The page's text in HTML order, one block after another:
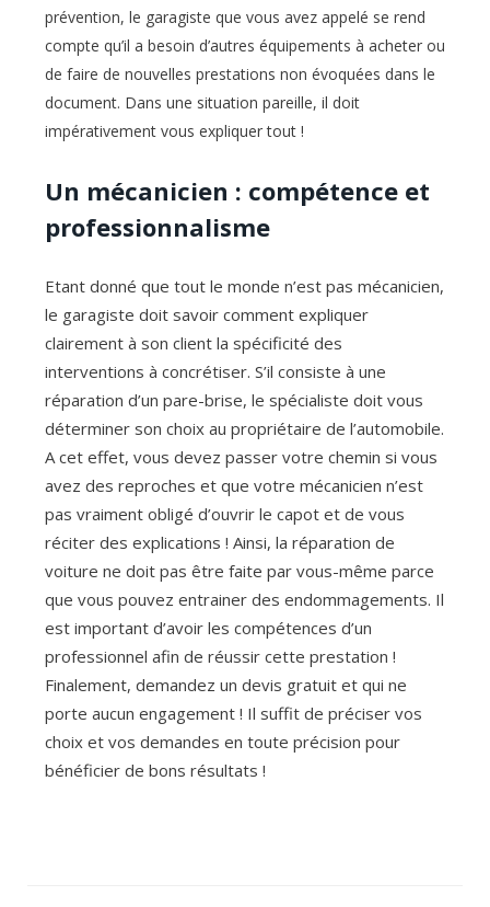
prévention, le garagiste que vous avez appelé se rend
compte qu’il a besoin d’autres équipements à acheter ou
de faire de nouvelles prestations non évoquées dans le
document. Dans une situation pareille, il doit
impérativement vous expliquer tout !
Un mécanicien : compétence et
professionnalisme
Etant donné que tout le monde n’est pas mécanicien,
le garagiste doit savoir comment expliquer
clairement à son client la spécificité des
interventions à concrétiser. S’il consiste à une
réparation d’un pare-brise, le spécialiste doit vous
déterminer son choix au propriétaire de l’automobile.
A cet effet, vous devez passer votre chemin si vous
avez des reproches et que votre mécanicien n’est
pas vraiment obligé d’ouvrir le capot et de vous
réciter des explications ! Ainsi, la réparation de
voiture ne doit pas être faite par vous-même parce
que vous pouvez entrainer des endommagements. Il
est important d’avoir les compétences d’un
professionnel afin de réussir cette prestation !
Finalement, demandez un devis gratuit et qui ne
porte aucun engagement ! Il suffit de préciser vos
choix et vos demandes en toute précision pour
bénéficier de bons résultats !